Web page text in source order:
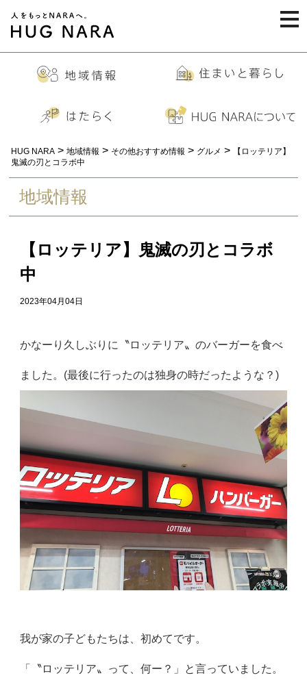
HUG NARA > 地域情報 > その他おすすめ情報 > グルメ >
【ロッテリア】
鬼滅の刃とコラボ中
地域情報
【ロッテリア】鬼滅の刃とコラボ
中
2023年04月04日
かなーり久しぶりに〝ロッテリア〟のバーガーを食べ
ました。(最後に行ったのは独身の時だったような？)
我が家の子どもたちは、初めてです。
「〝ロッテリア〟って、何ー？」と言っていました。